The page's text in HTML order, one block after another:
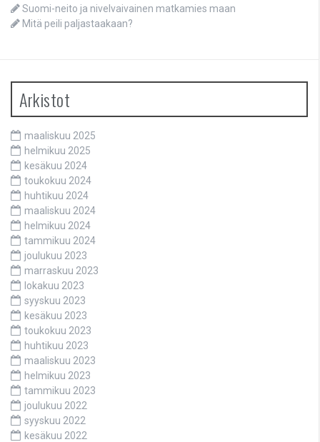
Suomi-neito ja nivelvaivainen matkamies maan
Mitä peili paljastaakaan?
Arkistot
maaliskuu 2025
helmikuu 2025
kesäkuu 2024
toukokuu 2024
huhtikuu 2024
maaliskuu 2024
helmikuu 2024
tammikuu 2024
joulukuu 2023
marraskuu 2023
lokakuu 2023
syyskuu 2023
kesäkuu 2023
toukokuu 2023
huhtikuu 2023
maaliskuu 2023
helmikuu 2023
tammikuu 2023
joulukuu 2022
syyskuu 2022
kesäkuu 2022